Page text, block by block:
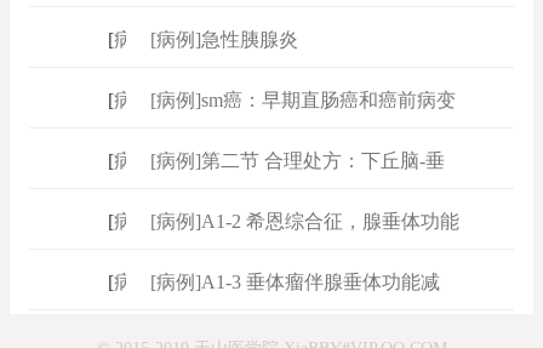
病例 [病例]急性胰腺炎
病例 [病例]sm癌：早期直肠癌和癌前病变
病例 [病例]第二节 合理处方：下丘脑-垂
病例 [病例]A1-2 希恩综合征，腺垂体功能
病例 [病例]A1-3 垂体瘤伴腺垂体功能减